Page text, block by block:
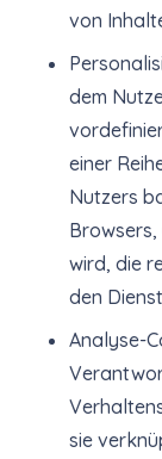
von
dem
einer
Nutzers
wird, die
den
Analyse-
sie